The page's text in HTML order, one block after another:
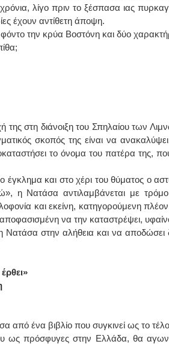
λίγο πριν το ξέσπασα ιας
έχουν αντίθετη άποψη.
την κρύα Βοστόνη και δύο
στη διάνοιξη του Σπηλαίου των
σκοπός της είναι να
το όνομα του πατέρα της,
έγκλημα και στο χέρι του θύματος ο
η Νατάσα αντιλαμβάνεται με
και εκείνη, κατηγορούμενη
να την καταστρέψει,
στην αλήθεια και να αποδώσει
από ένα βιβλίο που συγκινεί ως το
ως πρόσφυγες στην Ελλάδα, θα